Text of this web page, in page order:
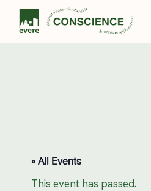
content
« All Events
This event has passed.